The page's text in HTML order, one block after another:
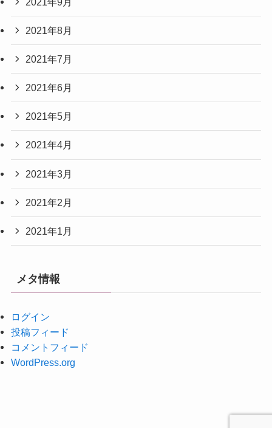
2021年8月
2021年7月
2021年6月
2021年5月
2021年4月
2021年3月
2021年2月
2021年1月
メタ情報
ログイン
投稿フィード
コメントフィード
WordPress.org